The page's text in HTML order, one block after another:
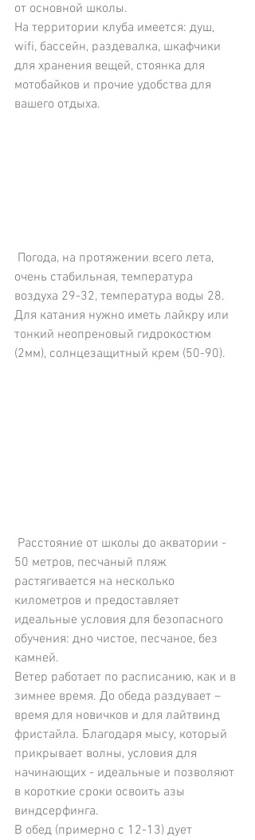
от основной школы.
На территории клуба имеется: душ,
wifi, бассейн, раздевалка, шкафчики
для хранения вещей, стоянка для
мотобайков и прочие удобства для
вашего отдыха.
очень стабильная, температура
воздуха 29-32, температура воды 28.
Для катания нужно иметь лайкру или
тонкий неопреновый гидрокостюм
(2мм), солнцезащитный крем (50-90).
50 метров, песчаный пляж
растягивается на несколько
километров и предоставляет
идеальные условия для безопасного
обучения: дно чистое, песчаное, без
камней.
Ветер работает по расписанию, как и в
зимнее время. До обеда раздувает –
время для новичков и для лайтвинд
фристайла. Благодаря мысу, который
прикрывает волны, условия для
начинающих - идеальные и позволяют
в короткие сроки освоить азы
виндсерфинга.
В обед (примерно с 12-13) дует